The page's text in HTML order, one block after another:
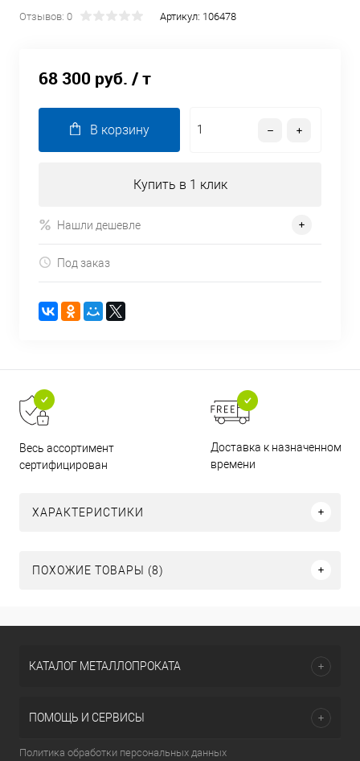
Отзывов: 0 Артикул: 106478
68 300 руб. / т
В корзину
Купить в 1 клик
Нашли дешевле
Под заказ
Весь ассортимент
сертифицирован
Доставка к назначенному
времени
ХАРАКТЕРИСТИКИ
ПОХОЖИЕ ТОВАРЫ (8)
КАТАЛОГ МЕТАЛЛОПРОКАТА
ПОМОЩЬ И СЕРВИСЫ
Политика обработки персональных данных